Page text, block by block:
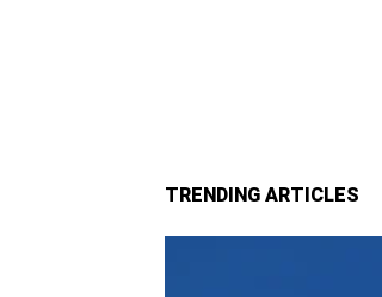
TRENDING ARTICLES